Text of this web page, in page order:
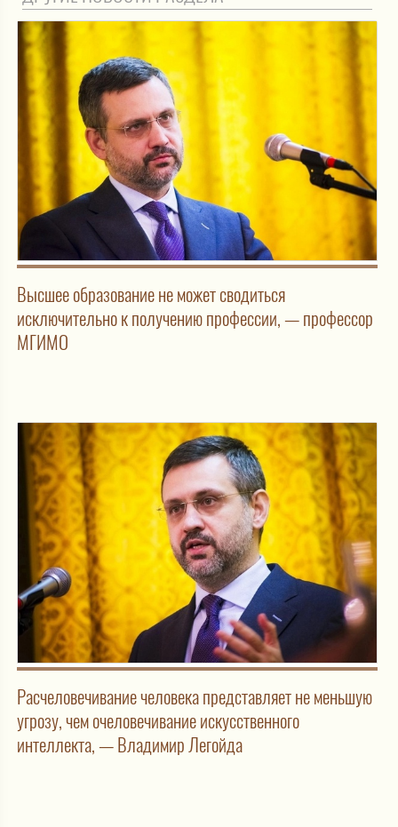
Высшее образование не может сводиться
исключительно к получению профессии, — профессор
МГИМО
Расчеловечивание человека представляет не меньшую
угрозу, чем очеловечивание искусственного
интеллекта, — Владимир Легойда